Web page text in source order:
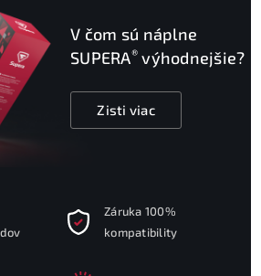
V čom sú náplne
SUPERA® výhodnejšie?
Zisti viac
Záruka 100%
kompatibility